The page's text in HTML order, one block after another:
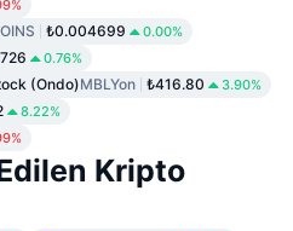
₺0.004699 0.00%
0.76%
(Ondo)MBLYon ₺416.80 3.90%
8.22%
Kripto